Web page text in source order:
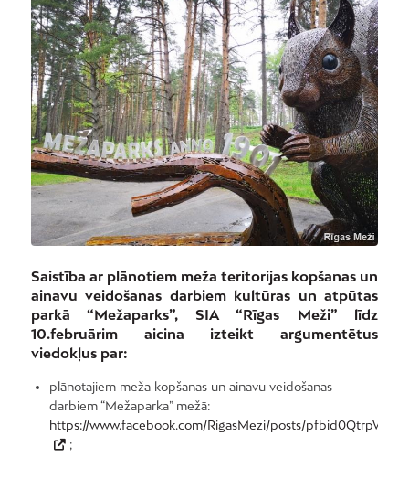
Saistība ar plānotiem meža teritorijas kopšanas un
ainavu veidošanas darbiem kultūras un atpūtas
parkā “Mežaparks”, SIA “Rīgas Meži” līdz
10.februārim aicina izteikt argumentētus
viedokļus par:
plānotajiem meža kopšanas un ainavu veidošanas
darbiem “Mežaparka” mežā:
https://www.facebook.com/RigasMezi/posts/
;